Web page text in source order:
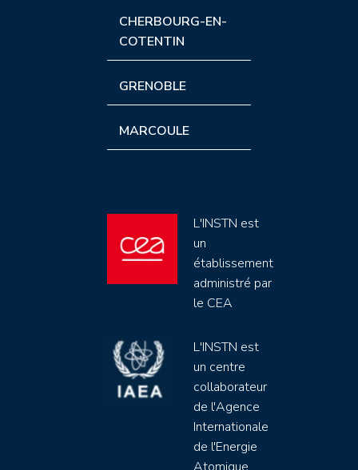
CHERBOURG-EN-
COTENTIN
GRENOBLE
MARCOULE
L'INSTN est
un
établissement
administré par
le CEA
L'INSTN est
un centre
collaborateur
de l'Agence
Internationale
de l'Energie